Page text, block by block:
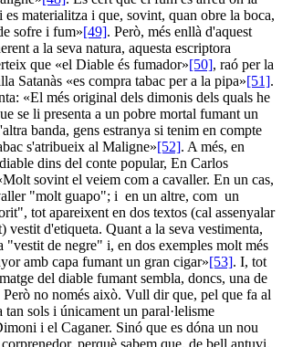
materialitza i que, sovint, quan obre la boca,
sofre i fum»[49]. Però, més enllà d'aquest
a la seva natura, aquesta escriptora
que «el Diable és fumador»[50], raó per la
Satanàs «es compra tabac per a la pipa»[51].
«El més original dels dimonis dels quals he
se li presenta a un pobre mortal fumant un
banda, gens estranya si tenim en compte
s'atribueix al Maligne»[52]. A més, en
dins del conte popular, En Carlos
sovint el veiem com a cavaller. En un cas,
"molt guapo"; i en un altre, com un
tot apareixent en dos textos (cal assenyalar
vestit d'etiqueta. Quant a la seva vestimenta,
"vestit de negre" i, en dos exemples molt més
amb capa fumant un gran cigar»[53]. I, tot
del diable fumant sembla, doncs, una de
Però no només això. Vull dir que, pel que fa al
sols i únicament un paral·lelisme
i el Caganer. Sinó que es dóna un nou
perquè sabem que, de bell antuvi,